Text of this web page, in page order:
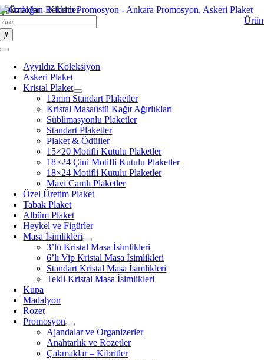
Skip
to
content
Çakmaklar - Kibritler
Toggle
NavigationAyyıldız Koleksiyon
Askeri Plaket
Kristal Plaket
12mm Standart Plaketler
Kristal Masaüstü Kağıt Ağırlıkları
Süblimasyonlu Plaketler
Standart Plaketler
Plaket & Ödüller
15×20 Motifli Kutulu Plaketler
18×24 Çini Motifli Kutulu Plaketler
18×24 Motifli Kutulu Plaketler
Mavi Camlı Plaketler
Özel Üretim Plaket
Tabak Plaket
Albüm Plaket
Heykel ve Figürler
Masa İsimlikleri
3’lü Kristal Masa İsimlikleri
6’lı Vip Kristal Masa İsimlikleri
Standart Kristal Masa İsimlikleri
Tekli Kristal Masa İsimlikleri
Kupa
Madalyon
Rozet
Promosyon
Ajandalar ve Organizerler
Anahtarlık ve Rozetler
Çakmaklar – Kibritler